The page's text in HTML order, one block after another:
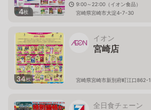
4枚
9:00～22:00（イオン食品）
宮崎県宮崎市大淀4-7-30
34枚
イオン
宮崎店
宮崎県宮崎市新別府町江口862-1
全日食チェーン